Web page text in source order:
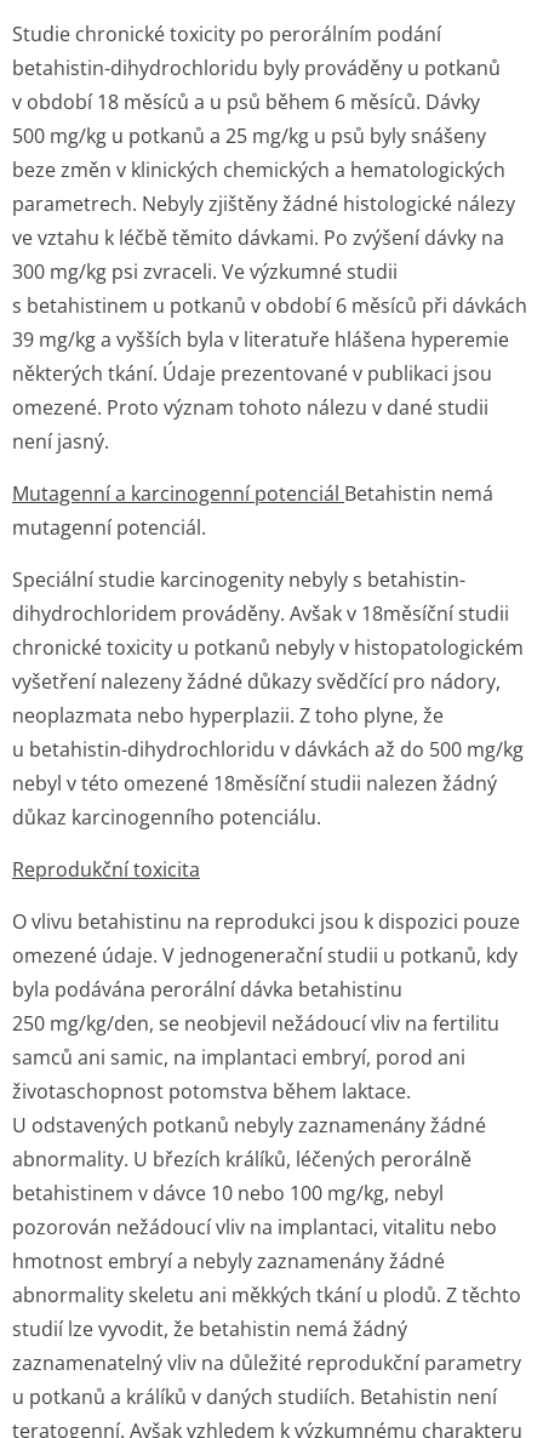
Studie chronické toxicity po perorálním podání
betahistin-dihydrochloridu byly prováděny u potkanů
v období 18 měsíců a u psů během 6 měsíců. Dávky
500 mg/kg u potkanů a 25 mg/kg u psů byly snášeny
beze změn v klinických chemických a hematologických
parametrech. Nebyly zjištěny žádné histologické nálezy
ve vztahu k léčbě těmito dávkami. Po zvýšení dávky na
300 mg/kg psi zvraceli. Ve výzkumné studii
s betahistinem u potkanů v období 6 měsíců při dávkách
39 mg/kg a vyšších byla v literatuře hlášena hyperemie
některých tkání. Údaje prezentované v publikaci jsou
omezené. Proto význam tohoto nálezu v dané studii
není jasný.
Mutagenní a karcinogenní potenciál Betahistin nemá
mutagenní potenciál.
Speciální studie karcinogenity nebyly s betahistin-
dihydrochloridem prováděny. Avšak v 18měsíční studii
chronické toxicity u potkanů nebyly v histopatologickém
vyšetření nalezeny žádné důkazy svědčící pro nádory,
neoplazmata nebo hyperplazii. Z toho plyne, že
u betahistin-dihydrochloridu v dávkách až do 500 mg/kg
nebyl v této omezené 18měsíční studii nalezen žádný
důkaz karcinogenního potenciálu.
Reprodukční toxicita
O vlivu betahistinu na reprodukci jsou k dispozici pouze
omezené údaje. V jednogenerační studii u potkanů, kdy
byla podávána perorální dávka betahistinu
250 mg/kg/den, se neobjevil nežádoucí vliv na fertilitu
samců ani samic, na implantaci embryí, porod ani
životaschopnost potomstva během laktace.
U odstavených potkanů nebyly zaznamenány žádné
abnormality. U březích králíků, léčených perorálně
betahistinem v dávce 10 nebo 100 mg/kg, nebyl
pozorován nežádoucí vliv na implantaci, vitalitu nebo
hmotnost embryí a nebyly zaznamenány žádné
abnormality skeletu ani měkkých tkání u plodů. Z těchto
studií lze vyvodit, že betahistin nemá žádný
zaznamenatelný vliv na důležité reprodukční parametry
u potkanů a králíků v daných studiích. Betahistin není
teratogenní. Avšak vzhledem k výzkumnému charakteru